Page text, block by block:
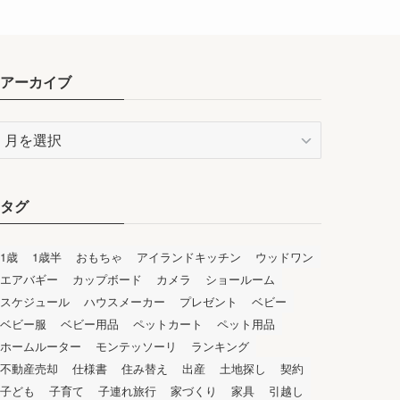
アーカイブ
イ
タグ
1歳 1歳半 おもちゃ アイランドキッチン
ウッドワン
エアバギー
カップボード カメラ
ショールーム
スケジュール
ハウスメーカー プレゼント
ベビー
ベビー服
ベビー用品 ペットカート
ペット用品
ホームルーター
モンテッソーリ
ランキング
不動産売却
仕様書 住み替え 出産 土地探し
契約
子ども
子育て 子連れ旅行 家づくり 家具 引越し